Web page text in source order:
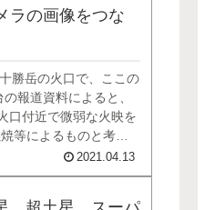
ラの画像をつな
勝岳の火口で、ここの
報道資料によると、
口付近で微弱な火映を
等によるものと考え
能性がありますので
2021.04.13